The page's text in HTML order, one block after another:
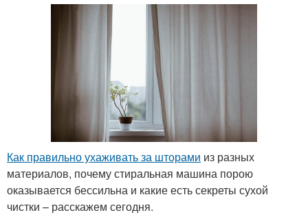
Как правильно ухаживать за шторами из разных
материалов, почему стиральная машина порою
оказывается бессильна и какие есть секреты сухой
чистки – расскажем сегодня.